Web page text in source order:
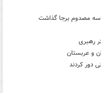
رهبری
و عربستان
دور کردند